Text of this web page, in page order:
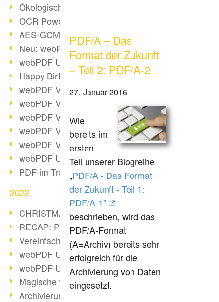
Ökologischen Abdruck reduzieren
OCR Power für Profis
AES-GCM-Unterstützung (PDF 2.0)
Neu: webPDF Developer Hub
webPDF Update 9.0.0.2898
Happy Birthday, PDF!
webPDF Video-Session 4
webPDF Video-Session 3
webPDF Video-Session 2
webPDF Video-Session 1
webPDF Video-Session Termine
webPDF Update 9.0.0.2843
PDF im Trend
2022
CHRISTMAS 2022 loading
RECAP: PDF Days Europe 2022
Vereinfachung Personalprozesse
webPDF Update 8.0.0.2727
webPDF Update 9.0.0.2732
Magische webPDF Version 9
Archivierung: Aufbewahrungsfristen
PDF/A – Das
Format der Zukunft
– Teil 2: PDF/A-2
27. Januar 2016
Wie
bereits im
ersten
Teil unserer Blogreihe
„PDF/A - Das Format
der Zukunft - Teil 1:
PDF/A-1"
beschrieben, wird das
PDF/A-Format
(A=Archiv) bereits sehr
erfolgreich für die
Archivierung von Daten
eingesetzt.